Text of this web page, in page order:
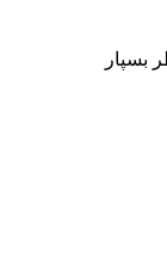
بسپار